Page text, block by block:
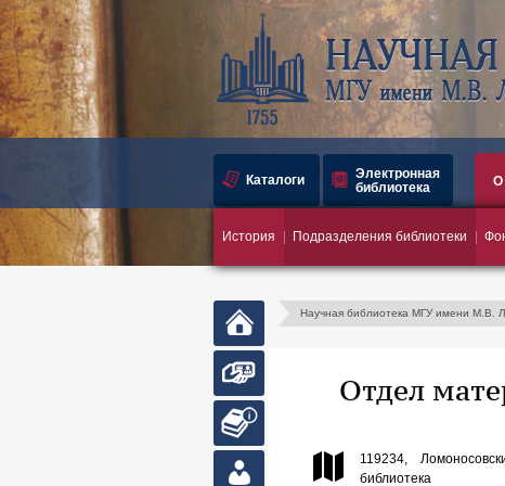
Главная
Каталоги
Электронная
библиотека
О
История Подразделения библиотеки
Научная библиотека МГУ имени М.В.
Отдел
119234,
библиотека